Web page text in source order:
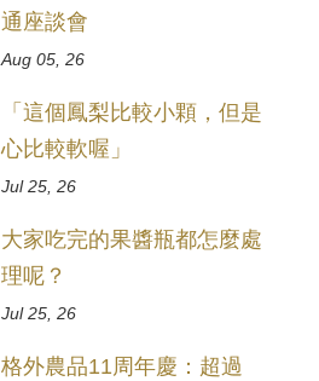
通座談會
Aug 05, 26
「這個鳳梨比較小顆，但是
心比較軟喔」
Jul 25, 26
大家吃完的果醬瓶都怎麼處
理呢？
Jul 25, 26
格外農品11周年慶：超過